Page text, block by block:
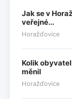
Jak se v
veřejné...
Horažďovice
Kolik
měnil
Horažďovice